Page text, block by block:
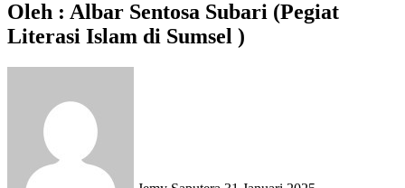
Oleh : Albar Sentosa Subari (Pegiat
Literasi Islam di Sumsel )